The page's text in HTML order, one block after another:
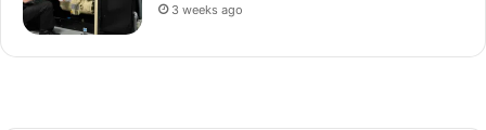
3 weeks ago